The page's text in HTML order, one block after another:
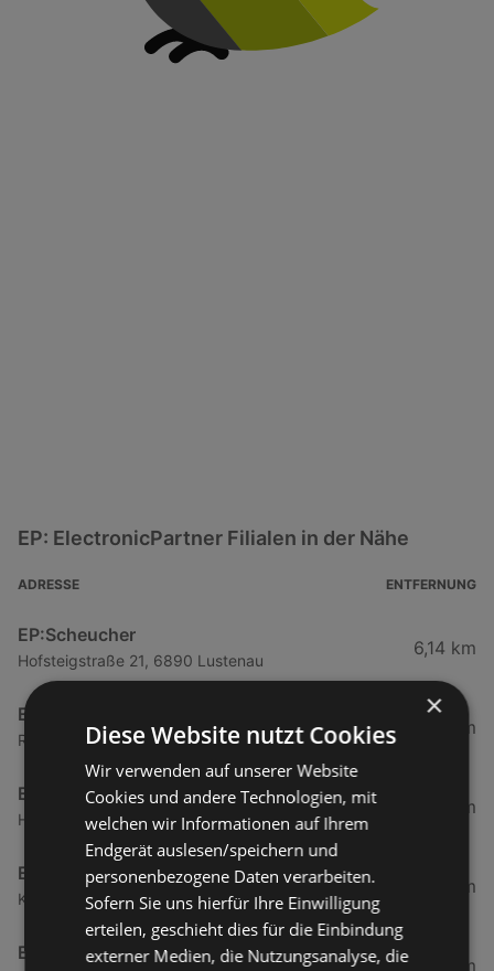
EP: ElectronicPartner Filialen in der Nähe
ADRESSE ENTFERNUNG
EP:Scheucher
Hofsteigstraße 21, 6890 Lustenau
6,14 km
EP:Scheucher
Radetzkystraße 20, 6890 Lustenau
6,19 km
EP:Kolb
Hofsteigstraße 30, 6971 Hard
7,76 km
EP:Fink
Kellhofstraße 10, 6922 Wolfurt
11,55 km
Elektro Degano GmbH
12,74 km
×
Diese Website nutzt Cookies
Wir verwenden auf unserer Website
Cookies und andere Technologien, mit
welchen wir Informationen auf Ihrem
Endgerät auslesen/speichern und
personenbezogene Daten verarbeiten.
Sofern Sie uns hierfür Ihre Einwilligung
erteilen, geschieht dies für die Einbindung
externer Medien, die Nutzungsanalyse, die